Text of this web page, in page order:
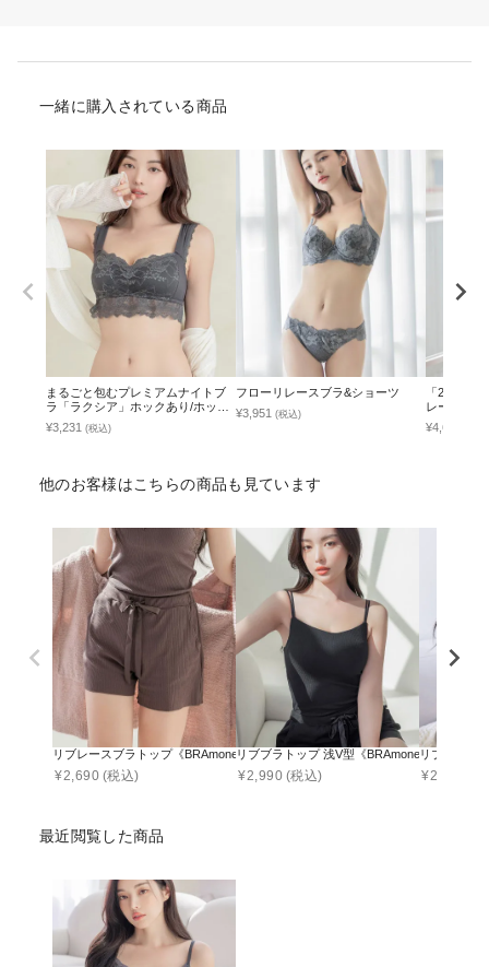
一緒に購入されている商品
まるごと包むプレミアムナイトブ
ラ「ラクシア」ホックあり/ホック
なし
¥3,231 (税込)
フローリレースブラ&ショーツ
¥3,951 (税込)
「24H使
レースブラ
¥4,690
他のお客様はこちらの商品も見ています
リブレースブラトップ《BRAmone Basic Natural》お揃いショートパンツ
¥2,690 (税込)
リブブラトップ 浅V型《BRAmone Basic
¥2,990 (税込)
リブレース
¥2,990
最近閲覧した商品